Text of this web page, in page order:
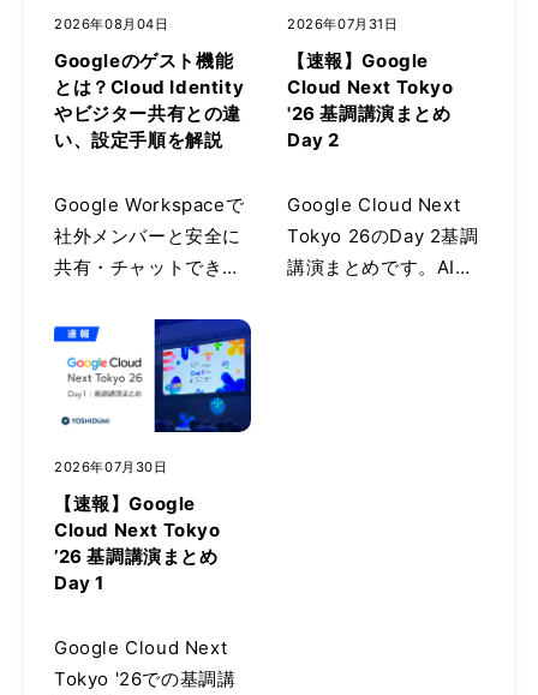
2026年08月04日
Googleのゲスト機能
とは？Cloud Identity
やビジター共有との違
い、設定手順を解説
Google Workspaceで
社外メンバーと安全に
共有・チャットできる
既存のCloud Identity
やビジター共有との違
い・使い分け、具体的
な設定手順を分かりや
のポイントも必見で
す。
2026年07月31日
【速報】Google
Cloud Next Tokyo
'26 基調講演まとめ
Day 2
Google Cloud Next
Tokyo 26のDay 2基調
講演まとめです。AIハ
2026年07月30日
【速報】Google
Cloud Next Tokyo
’26 基調講演まとめ
Day 1
Google Cloud Next
Tokyo '26での基調講